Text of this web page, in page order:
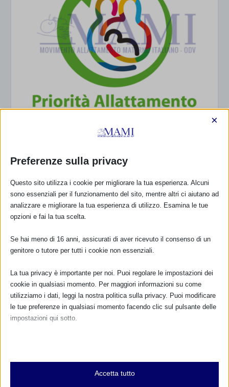
RISPONDI
Preferenze sulla privacy
×
Questo sito utilizza i cookie per migliorare la tua esperienza. Alcuni
sono essenziali per il funzionamento del sito, mentre altri ci aiutano ad
analizzare e migliorare la tua esperienza di utilizzo. Esamina le tue
opzioni e fai la tua scelta.
Se hai meno di 16 anni, assicurati di aver ricevuto il consenso di un
genitore o tutore per tutti i cookie non essenziali.
La tua privacy è importante per noi. Puoi regolare le impostazioni dei
cookie in qualsiasi momento. Per maggiori informazioni su come
utilizziamo i dati, leggi la nostra politica sulla privacy. Puoi modificare
le tue preferenze in qualsiasi momento facendo clic sul pulsante delle
impostazioni qui sotto.
Essenziali
I cookie e i servizi essenziali abilitano le funzioni di base e sono
Accetta tutto